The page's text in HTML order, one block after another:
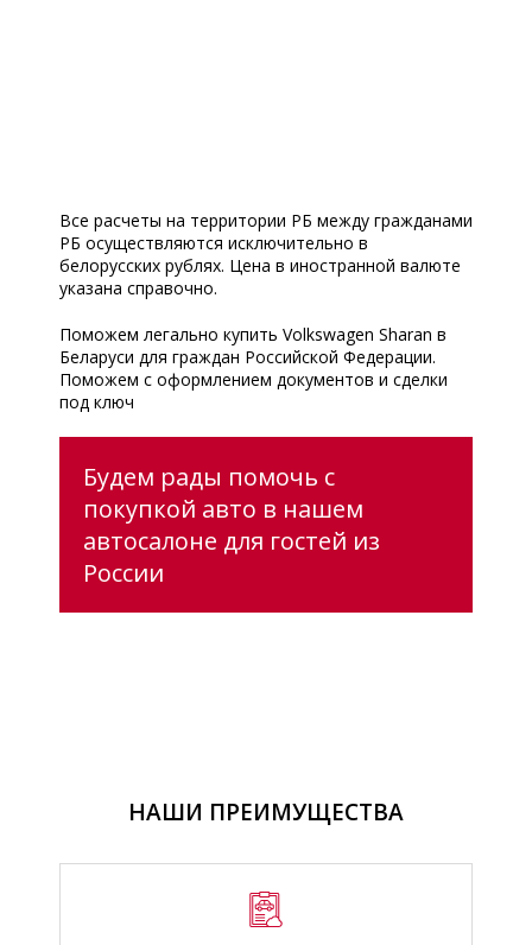
Все расчеты на территории РБ между гражданами
РБ осуществляются исключительно в
белорусских рублях. Цена в иностранной валюте
указана справочно.
Поможем легально купить Volkswagen Sharan в
Беларуси для граждан Российской Федерации.
Поможем с оформлением документов и сделки
под ключ
Будем рады помочь с
покупкой авто в нашем
автосалоне для гостей из
России
НАШИ ПРЕИМУЩЕСТВА